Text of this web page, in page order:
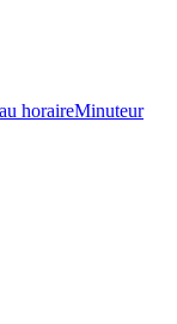
horaireMinuteur